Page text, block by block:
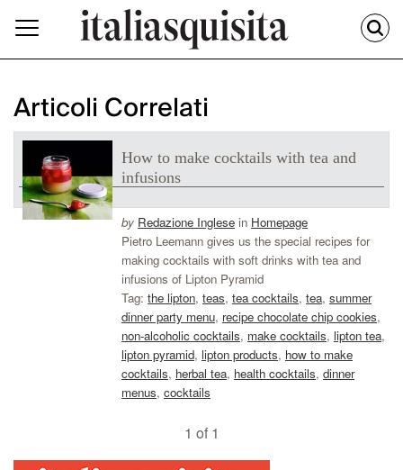
Articoli Correlati
How to make cocktails with tea and
infusions
by Redazione Inglese in Homepage
Pietro Leemann gives us the special recipes for
making cocktails with soft drinks with tea and
infusions of Lipton Pyramid
Tag: the lipton, teas, tea cocktails, tea, summer
dinner party menu, recipe chocolate chip cookies,
non-alcoholic cocktails, make cocktails, lipton tea,
lipton pyramid, lipton products, how to make
cocktails, herbal tea, health cocktails, dinner
menus, cocktails
1 of 1